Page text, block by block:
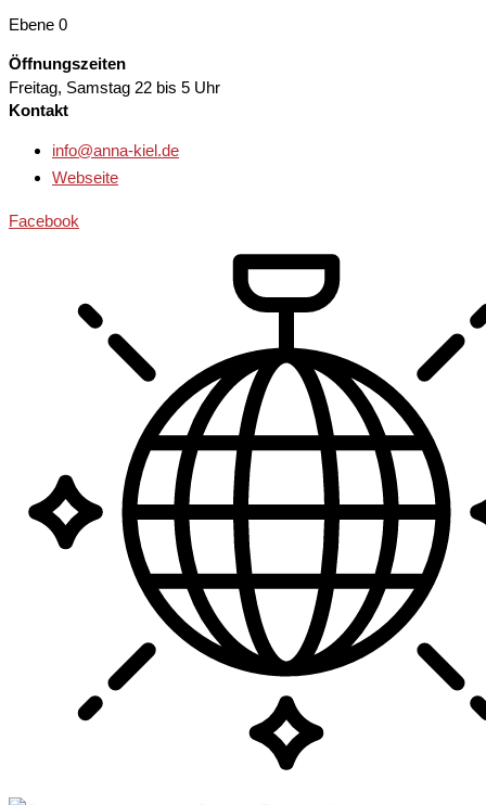
Ebene 0
Öffnungszeiten
Freitag, Samstag 22 bis 5 Uhr
Kontakt
info@anna-kiel.de
Webseite
Facebook